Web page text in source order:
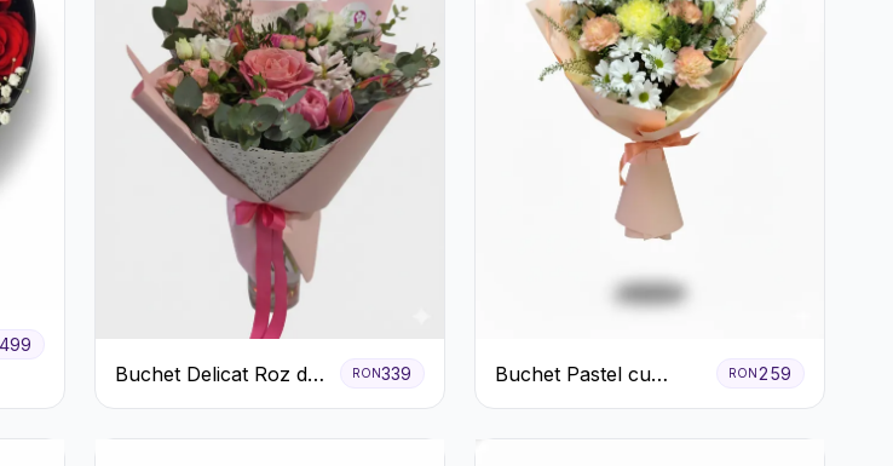
499
Buchet Delicat Roz de
primăvară
RON339
Buchet Pastel cu
Crizanteme și Garoafe
RON259